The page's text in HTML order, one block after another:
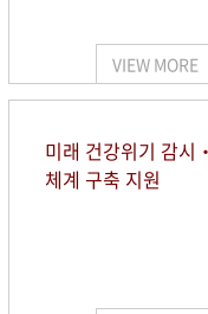
VIEW MORE
미래 건강위기 감
체계 구축 지원